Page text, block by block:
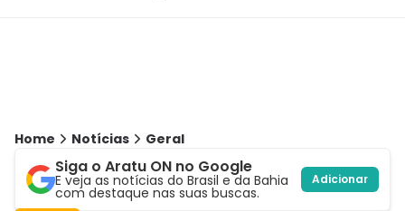
Home Notícias Geral
Siga o Aratu ON no Google
E veja as notícias do Brasil e da Bahia
com destaque nas suas buscas.
Adicionar